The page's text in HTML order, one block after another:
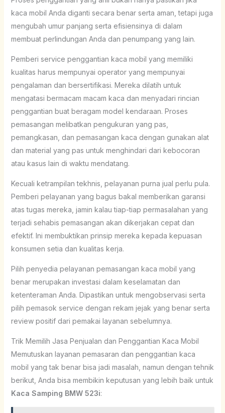
kaca mobil Anda diganti secara benar serta aman, tetapi juga
mengubah umur panjang serta efisiensinya di dalam
membuat perlindungan Anda dan penumpang yang lain.
Pemberi service penggantian kaca mobil yang memiliki
kualitas harus mempunyai operator yang mempunyai
pengalaman dan bersertifikasi. Mereka dilatih untuk
mengatasi bermacam macam kaca dan menyadari rincian
penggantian buat beragam model kendaraan. Proses
pemasangan melibatkan pengukuran yang pas,
pemangkasan, dan pemasangan kaca dengan gunakan alat
dan material yang pas untuk menghindari dari kebocoran
atau kasus lain di waktu mendatang.
Kecuali ketrampilan tekhnis, pelayanan purna jual perlu pula.
Pemberi pelayanan yang bagus bakal memberikan garansi
atas tugas mereka, jamin kalau tiap-tiap permasalahan yang
terjadi sehabis pemasangan akan dikerjakan cepat dan
efektif. Ini membuktikan prinsip mereka kepada kepuasan
konsumen setia dan kualitas kerja.
Pilih penyedia pelayanan pemasangan kaca mobil yang
benar merupakan investasi dalam keselamatan dan
ketenteraman Anda. Dipastikan untuk mengobservasi serta
pilih pemasok service dengan rekam jejak yang benar serta
review positif dari pemakai layanan sebelumnya.
Trik Memilih Jasa Penjualan dan Penggantian Kaca Mobil
Memutuskan layanan pemasaran dan penggantian kaca
mobil yang tak benar bisa jadi masalah, namun dengan tehnik
berikut, Anda bisa membikin keputusan yang lebih baik untuk
Kaca Samping BMW 523i: